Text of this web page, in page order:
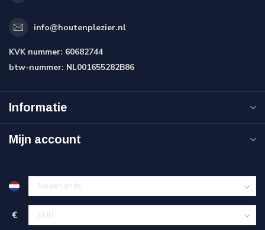
info@houtenplezier.nl
KVK nummer: 60682744
btw-nummer: NL001655282B86
Informatie
Mijn account
€